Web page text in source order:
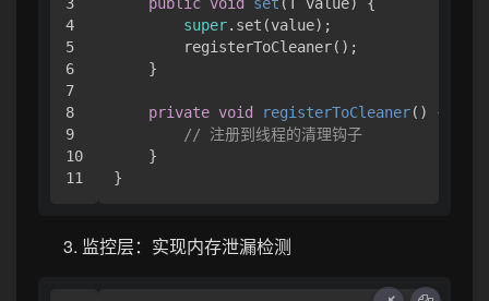
4
5
6
7
8
9
10
super.set(value);
        registerToCleaner();
    }
private void registerToCleaner()
{
// 注册到线程的清理钩子
    }
监控层：实现内存泄漏检测